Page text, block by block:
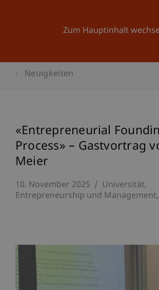
Zum Hauptinhalt
Neuigkeiten
«Entrepreneurial
Process» – Gastvortrag
Meier
10. November 2025
Universität
Entrepreneurship und Management